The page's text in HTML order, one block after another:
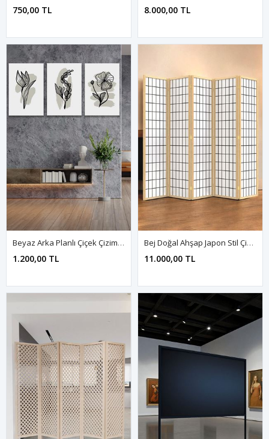
750,00 TL 8.000,00 TL
Beyaz Arka Planlı Çiçek Çizimi Üç Parça Takım Kanvas Duvar Tablo 5521203
1.200,00 TL
Bej Doğal Ahşap Japon Stil Çizgisel Izgara Basklı Paravan Seperatör Oda Bölme
11.000,00 TL